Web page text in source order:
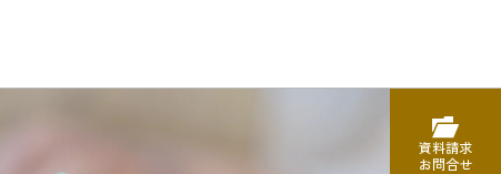
資料請求
お問合せ